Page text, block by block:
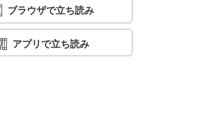
ブラウザで立ち読み
アプリで立ち読み